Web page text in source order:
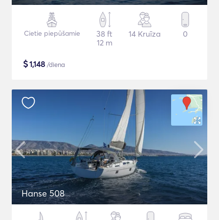
Cietie piepūšamie
38 ft
12 m
14 Kruīza 0
$1,148 /diena
Hanse 508